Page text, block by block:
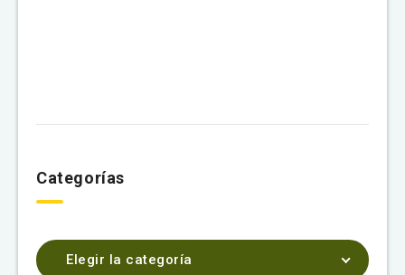
Categorías
Elegir la categoría